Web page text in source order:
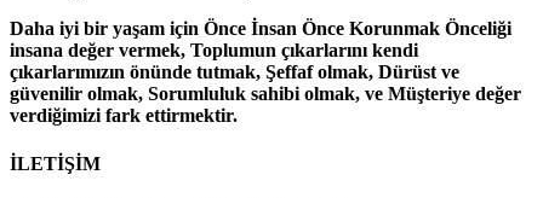
Daha iyi bir yaşam için Önce İnsan Önce Korunmak Önceliği
insana değer vermek, Toplumun çıkarlarını kendi
çıkarlarımızın önünde tutmak, Şeffaf olmak, Dürüst ve
güvenilir olmak, Sorumluluk sahibi olmak, ve Müşteriye değer
verdiğimizi fark ettirmektir.
İLETİŞİM